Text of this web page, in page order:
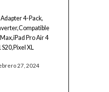
4-Pack,
Pro Air 4
S20,Pixel XL
27, 2024